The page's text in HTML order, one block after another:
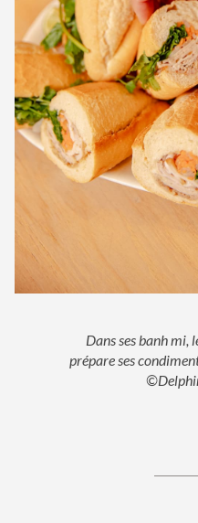
Dans ses banh mi,
prépare ses